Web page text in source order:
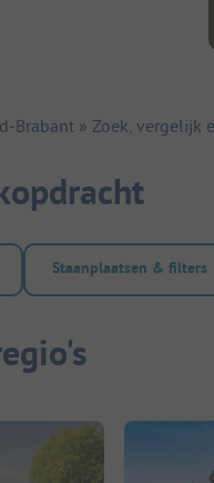
Brabant » Zoek, vergelijk
Staanplaatsen & filters